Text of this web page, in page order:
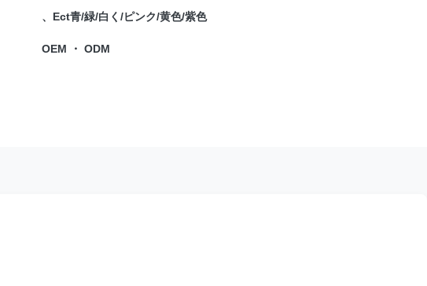
、Ect青/緑/白く/ピンク/黄色/紫色
OEM ・ ODM